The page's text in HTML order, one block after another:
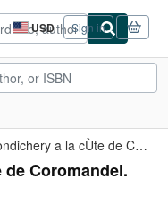
USD
Site
shopping
preferences
Sign in
Plan de Pondichery a la cÙte de Coromandel.
Coromandel.